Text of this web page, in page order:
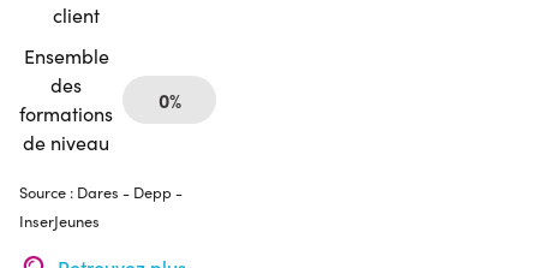
client
Ensemble
des
formations
de niveau
0%
Source : Dares - Depp -
InserJeunes